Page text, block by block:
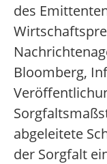
des
Bloomberg,
abgeleitete
der Sorgfalt